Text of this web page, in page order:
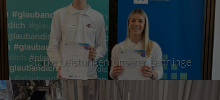
Starke Leistungen unserer Lehrlinge